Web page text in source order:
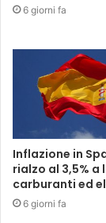
6 giorni fa
Inflazione in
rialzo al 3,5% a
carburanti ed
6 giorni fa